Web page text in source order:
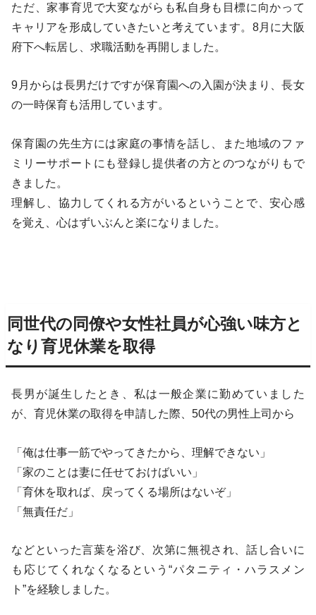
ただ、家事育児で大変ながらも私自身も目標に向かって
キャリアを形成していきたいと考えています。8月に大阪
府下へ転居し、求職活動を再開しました。
9月からは長男だけですが保育園への入園が決まり、長女
の一時保育も活用しています。
保育園の先生方には家庭の事情を話し、また地域のファ
ミリーサポートにも登録し提供者の方とのつながりもで
きました。
理解し、協力してくれる方がいるということで、安心感
を覚え、心はずいぶんと楽になりました。
同世代の同僚や女性社員が心強い味方と
なり育児休業を取得
長男が誕生したとき、私は一般企業に勤めていました
が、育児休業の取得を申請した際、50代の男性上司から
「俺は仕事一筋でやってきたから、理解できない」
「家のことは妻に任せておけばいい」
「育休を取れば、戻ってくる場所はないぞ」
「無責任だ」
などといった言葉を浴び、次第に無視され、話し合いに
も応じてくれなくなるという“パタニティ・ハラスメン
ト”を経験しました。